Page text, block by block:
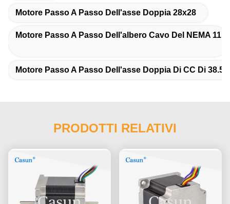
Motore Passo A Passo Dell'asse Doppia 28x28
Motore Passo A Passo Dell'albero Cavo Del NEMA 11
Motore Passo A Passo Dell'asse Doppia Di CC Di
PRODOTTI RELATIVI